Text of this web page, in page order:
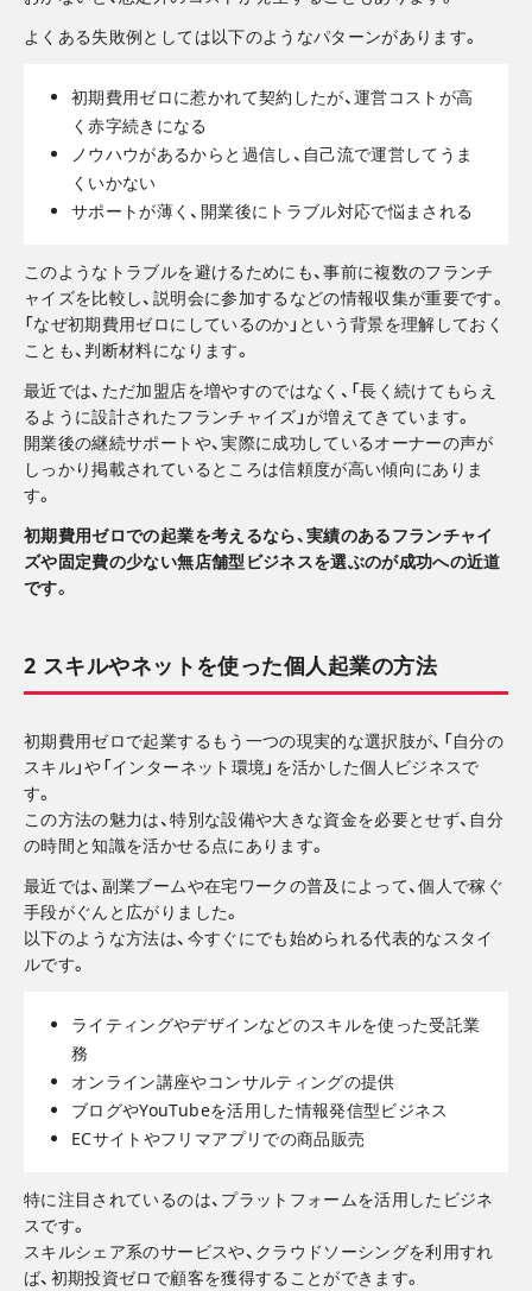
よくある失敗例としては以下のようなパターンがあります。
初期費用ゼロに惹かれて契約したが、運営コストが高
く赤字続きになる
ノウハウがあるからと過信し、自己流で運営してうま
くいかない
サポートが薄く、開業後にトラブル対応で悩まされる
このようなトラブルを避けるためにも、事前に複数のフランチ
ャイズを比較し、説明会に参加するなどの情報収集が重要です。
「なぜ初期費用ゼロにしているのか」という背景を理解しておく
ことも、判断材料になります。
最近では、ただ加盟店を増やすのではなく、「長く続けてもらえ
るように設計されたフランチャイズ」が増えてきています。
開業後の継続サポートや、実際に成功しているオーナーの声が
しっかり掲載されているところは信頼度が高い傾向にありま
す。
初期費用ゼロでの起業を考えるなら、実績のあるフランチャイ
ズや固定費の少ない無店舗型ビジネスを選ぶのが成功への近道
です。
2 スキルやネットを使った個人起業の方法
初期費用ゼロで起業するもう一つの現実的な選択肢が、「自分の
スキル」や「インターネット環境」を活かした個人ビジネスで
す。
この方法の魅力は、特別な設備や大きな資金を必要とせず、自分
の時間と知識を活かせる点にあります。
最近では、副業ブームや在宅ワークの普及によって、個人で稼ぐ
手段がぐんと広がりました。
以下のような方法は、今すぐにでも始められる代表的なスタイ
ルです。
ライティングやデザインなどのスキルを使った受託業
務
オンライン講座やコンサルティングの提供
ブログやYouTubeを活用した情報発信型ビジネス
ECサイトやフリマアプリでの商品販売
特に注目されているのは、プラットフォームを活用したビジネ
スです。
スキルシェア系のサービスや、クラウドソーシングを利用すれ
ば、初期投資ゼロで顧客を獲得することができます。